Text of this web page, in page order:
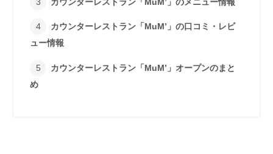
カウンターレストラン「MuM’」のメニュー情報
カウンターレストラン「MuM’」の口コミ・レビ
ュー情報
カウンターレストラン「MuM’」オープンのまと
め